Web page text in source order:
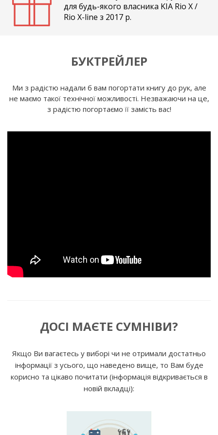
для будь-якого власника KIA Rio X /
Rio X-line з 2017 р.
БУКТРЕЙЛЕР
Ми з радістю надали б вам погортати книгу до рук, але
не маємо такої технічної можливості. Незважаючи на це,
з радістю погортаємо її замість вас!
ДОСІ МАЄТЕ СУМНІВИ?
Якщо Ви вагаєтесь у виборі чи не отримали достатньо
інформації з усього, що наведено вище, то Вам буде
корисно та цікаво почитати (інформація відкривається в
новій вкладці):